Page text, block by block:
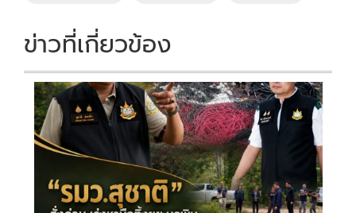
ข่าวที่เกี่ยวข้อง